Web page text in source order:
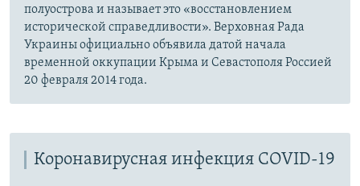
полуострова и называет это «восстановлением
исторической справедливости». Верховная Рада
Украины официально объявила датой начала
временной оккупации Крыма и Севастополя Россией
20 февраля 2014 года.
Коронавирусная инфекция COVID-19